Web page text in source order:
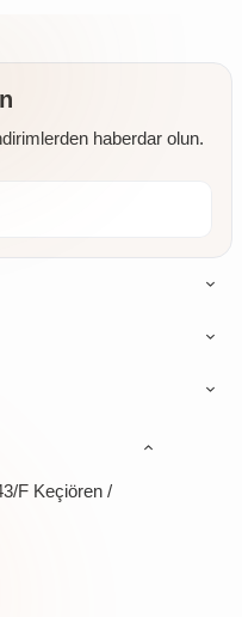
haberdar olun.
F Keçiören /